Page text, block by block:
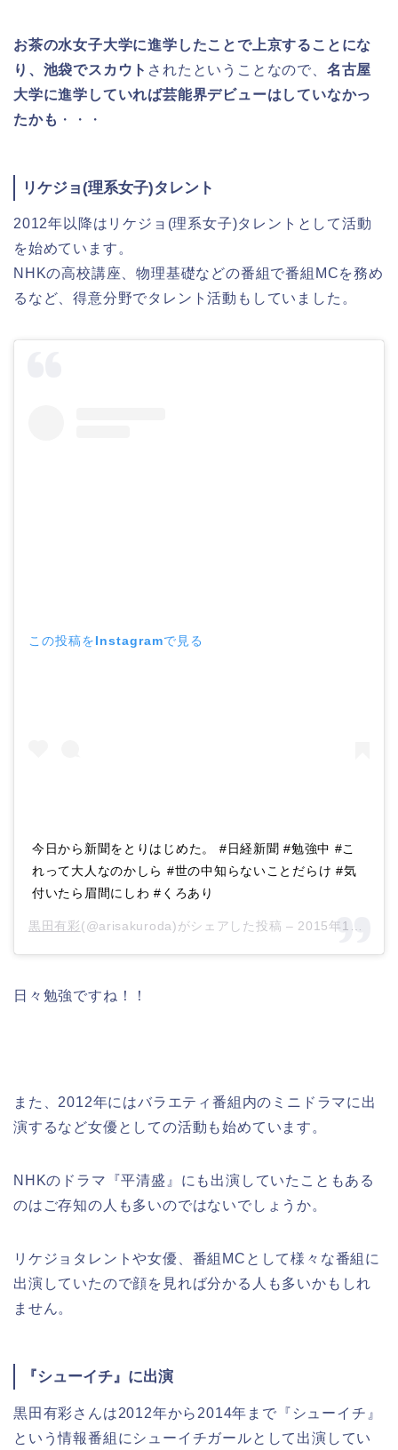
お茶の水女子大学に進学したことで上京することにな
り、池袋でスカウト されたということなので、 名古屋
大学に進学していれば芸能界デビューはしていなかっ
たかも ・・・
リケジョ(理系女子)タレント
2012年以降はリケジョ(理系女子)タレントとして活動
を始めています。
NHKの高校講座、物理基礎などの番組で番組MCを務め
るなど、得意分野でタレント活動もしていました。
この投稿をInstagramで見る
今日から新聞をとりはじめた。 #日経新聞 #勉強中 #こ
れって大人なのかしら #世の中知らないことだらけ #気
付いたら眉間にしわ #くろあり
黒田有彩(@arisakuroda)がシェアした投稿 – 2015年12月月9日午後9時49分PST
日々勉強ですね！！
また、2012年にはバラエティ番組内のミニドラマに出
演するなど女優としての活動も始めています。
NHKのドラマ『平清盛』にも出演していたこともある
のはご存知の人も多いのではないでしょうか。
リケジョタレントや女優、番組MCとして様々な番組に
出演していたので顔を見れば分かる人も多いかもしれ
ません。
『シューイチ』に出演
黒田有彩さんは2012年から2014年まで『シューイチ』
という情報番組にシューイチガールとして出演してい